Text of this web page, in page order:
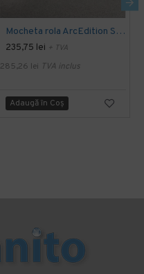
Mocheta rola ArcEdition SIRIOUS AB
235,75 lei + TVA
285,26 lei TVA inclus
Adaugă în Coş